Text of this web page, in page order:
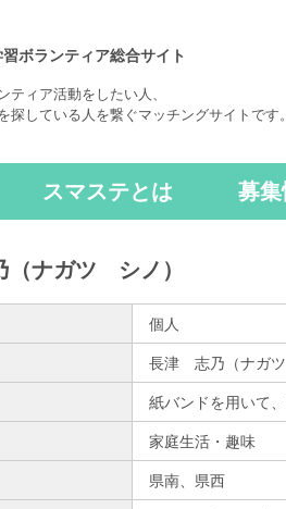
ボランティア総合サイト
ティア活動をしたい人、
探している人を繋ぐマッチングサイトです。
スマステとは 募
ナガツ シノ）
個人
長津 志乃（ナガ
紙バンドを用いて
家庭生活・趣味
県南、 県西